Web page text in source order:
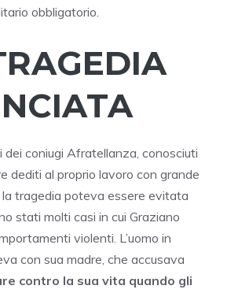
obbligatorio.
dei coniugi Afratellanza, conosciuti
dediti al proprio lavoro con grande
la tragedia poteva essere evitata
stati molti casi in cui Graziano
violenti. L’uomo in
con sua madre, che accusava
contro la sua vita quando gli